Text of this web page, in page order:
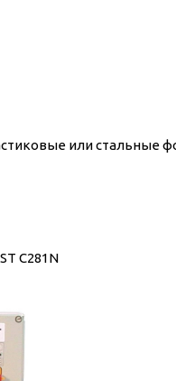
или стальные
C281N